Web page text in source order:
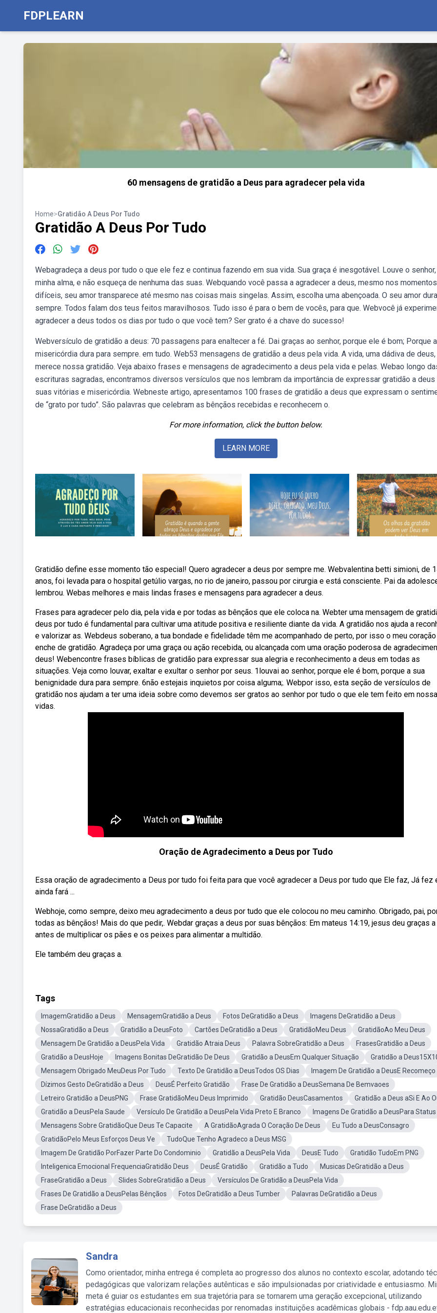
FDPLEARN
60 mensagens de gratidão a Deus para agradecer pela vida
Home>Gratidão A Deus Por Tudo
Gratidão A Deus Por Tudo
Webagradeça a deus por tudo o que ele fez e continua fazendo em sua vida. Sua graça é inesgotável. Louve o
minha alma, e não esqueça de nenhuma das suas. Webquando você passa a agradecer a deus, mesmo nos momentos
difíceis, seu amor transparece até mesmo nas coisas mais singelas. Assim, escolha uma abençoada. O seu amor
sempre. Todos falam dos teus feitos maravilhosos. Tudo isso é para o bem de vocês, para que. Webvocê já
agradecer a deus todos os dias por tudo o que você tem? Ser grato é a chave do sucesso!
Webversículo de gratidão a deus: 70 passagens para enaltecer a fé. Dai graças ao senhor, porque ele é bom; Porque
misericórdia dura para sempre. em tudo. Web53 mensagens de gratidão a deus pela vida. A vida, uma dádiva de deus,
merece nossa gratidão. Veja abaixo frases e mensagens de agradecimento a deus pela vida e pelas. Webao longo
escrituras sagradas, encontramos diversos versículos que nos lembram da importância de expressar gratidão a deus
suas vitórias e misericórdia. Webneste artigo, apresentamos 100 frases de gratidão a deus que expressam o
de “grato por tudo”. São palavras que celebram as bênçãos recebidas e reconhecem o.
For more information, click the button below.
LEARN MORE
Gratidão define esse momento tão especial! Quero agradecer a deus por sempre me. Webvalentina betti simioni, de
anos, foi levada para o hospital getúlio vargas, no rio de janeiro, passou por cirurgia e está consciente. Pai da
lembrou. Webas melhores e mais lindas frases e mensagens para agradecer a deus.
Frases para agradecer pelo dia, pela vida e por todas as bênçãos que ele coloca na. Webter uma mensagem de
deus por tudo é fundamental para cultivar uma atitude positiva e resiliente diante da vida. A gratidão nos ajuda a
e valorizar as. Webdeus soberano, a tua bondade e fidelidade têm me acompanhado de perto, por isso o meu
enche de gratidão. Agradeça por uma graça ou ação recebida, ou alcançada com uma oração poderosa de
deus! Webencontre frases bíblicas de gratidão para expressar sua alegria e reconhecimento a deus em todas as
situações. Veja como louvar, exaltar e exultar o senhor por seus. 1louvai ao senhor, porque ele é bom, porque a sua
benignidade dura para sempre. 6não estejais inquietos por coisa alguma;. Webpor isso, esta seção de versículos de
gratidão nos ajudam a ter uma ideia sobre como devemos ser gratos ao senhor por tudo o que ele tem feito em
vidas.
Oração de Agradecimento a Deus por Tudo
Essa oração de agradecimento a Deus por tudo foi feita para que você agradecer a Deus por tudo que Ele faz, Já fez
ainda fará ...
Webhoje, como sempre, deixo meu agradecimento a deus por tudo que ele colocou no meu caminho. Obrigado, pai,
todas as bênçãos! Mais do que pedir,. Webdar graças a deus por suas bênçãos: Em mateus 14:19, jesus deu graças
antes de multiplicar os pães e os peixes para alimentar a multidão.
Ele também deu graças a.
Tags
ImagemGratidão a Deus MensagemGratidão a Deus Fotos DeGratidão a Deus
Imagens DeGratidão a Deus
NossaGratidão a Deus
Gratidão a DeusFoto Cartões DeGratidão a Deus GratidãoMeu Deus
GratidãoAo Meu Deus
Mensagem De Gratidão a DeusPela Vida
Gratidão Atraia Deus Palavra SobreGratidão a Deus
FrasesGratidão a Deus
Gratidão a DeusHoje
Imagens Bonitas DeGratidão De Deus Gratidão a DeusEm Qualquer Situação
Gratidão a
Mensagem Obrigado MeuDeus Por Tudo
Texto De Gratidão a DeusTodos OS Dias
Imagem De Gratidão a DeusE Recomeço
Dízimos Gesto DeGratidão a Deus
DeusÉ Perfeito Gratidão
Frase De Gratidão a DeusSemana De Bemvaoes
Letreiro Gratidão a DeusPNG
Frase GratidãoMeu Deus Imprimido Gratidão DeusCasamentos
Gratidão a Deus aSi E Ao
Gratidão a DeusPela Saude
Versículo De Gratidão a DeusPela Vida Preto E Branco
Imagens De Gratidão a DeusPara Status
Mensagens Sobre GratidãoQue Deus Te Capacite
A GratidãoAgrada O Coração De Deus
Eu Tudo a DeusConsagro
GratidãoPelo Meus Esforços Deus Ve
TudoQue Tenho Agradeco a Deus MSG
Imagem De Gratidão PorFazer Parte Do Condominio
Gratidão a DeusPela Vida DeusE Tudo
Gratidão TudoEm PNG
Inteligenica Emocional FrequenciaGratidão Deus
DeusÉ Gratidão Gratidão a Tudo
Musicas DeGratidão a Deus
FraseGratidão a Deus
Slides SobreGratidão a Deus
Versículos De Gratidão a DeusPela Vida
Frases De Gratidão a DeusPelas Bênçãos
Fotos DeGratidão a Deus Tumber
Palavras DeGratidão a Deus
Frase DeGratidão a Deus
Sandra
Como orientador, minha entrega é completa ao progresso dos alunos no contexto escolar, adotando
pedagógicas que valorizam relações autênticas e são impulsionadas por criatividade e entusiasmo.
meta é guiar os estudantes em sua trajetória para se tornarem uma geração excepcional, utilizando
estratégias educacionais reconhecidas por renomadas instituições acadêmicas globais -